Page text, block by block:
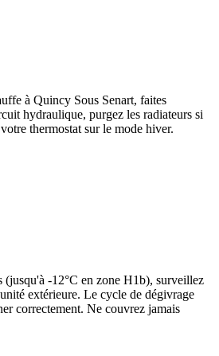
à Quincy Sous Senart, faites
hydraulique, purgez les radiateurs si
thermostat sur le mode hiver.
(jusqu'à -12°C en zone H1b), surveillez
extérieure. Le cycle de dégivrage
correctement. Ne couvrez jamais